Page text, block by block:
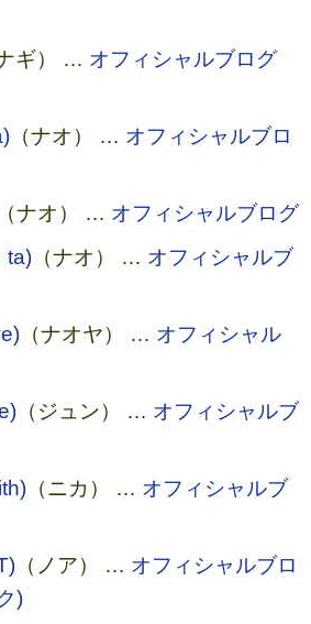
ギ） … オフィシャルブログ
（ナオ） … オフィシャルブロ
ナオ） … オフィシャルブログ
ta)（ナオ） … オフィシャルブ
（ナオヤ） … オフィシャル
（ジュン） … オフィシャルブ
（ニカ） … オフィシャルブ
（ノア） … オフィシャルブロ
)